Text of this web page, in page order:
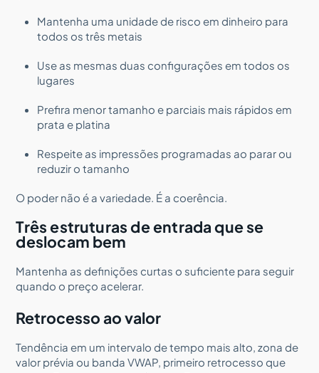
Mantenha uma unidade de risco em dinheiro para
todos os três metais
Use as mesmas duas configurações em todos os
lugares
Prefira menor tamanho e parciais mais rápidos em
prata e platina
Respeite as impressões programadas ao parar ou
reduzir o tamanho
O poder não é a variedade. É a coerência.
Três estruturas de entrada que se
deslocam bem
Mantenha as definições curtas o suficiente para seguir
quando o preço acelerar.
Retrocesso ao valor
Tendência em um intervalo de tempo mais alto, zona de
valor prévia ou banda VWAP, primeiro retrocesso que